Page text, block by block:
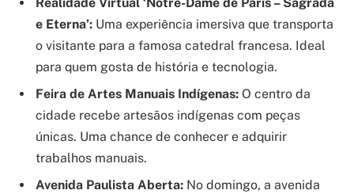
e Eterna’: Uma experiência imersiva que transporta
o visitante para a famosa catedral francesa. Ideal
para quem gosta de história e tecnologia.
Feira de Artes Manuais Indígenas: O centro da
cidade recebe artesãos indígenas com peças
únicas. Uma chance de conhecer e adquirir
trabalhos manuais.
Avenida Paulista Aberta: No domingo, a avenida